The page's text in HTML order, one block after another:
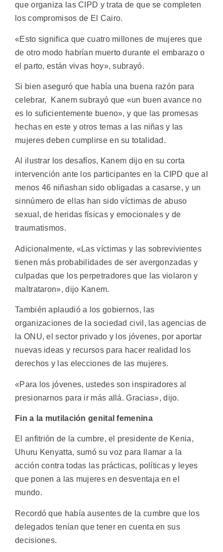
que organiza las CIPD y trata de que se completen
los compromisos de El Cairo.
«Esto significa que cuatro millones de mujeres que
de otro modo habrían muerto durante el embarazo o
el parto, están vivas hoy», subrayó.
Si bien aseguró que había una buena razón para
celebrar, Kanem subrayó que «un buen avance no
es lo suficientemente bueno», y que las promesas
hechas en este y otros temas a las niñas y las
mujeres deben cumplirse en su totalidad.
Al ilustrar los desafíos, Kanem dijo en su corta
intervención ante los participantes en la CIPD que al
menos 46 niñashan sido obligadas a casarse, y un
sinnúmero de ellas han sido víctimas de abuso
sexual, de heridas físicas y emocionales y de
traumatismos.
Adicionalmente, «Las víctimas y las sobrevivientes
tienen más probabilidades de ser avergonzadas y
culpadas que los perpetradores que las violaron y
maltrataron», dijo Kanem.
También aplaudió a los gobiernos, las
organizaciones de la sociedad civil, las agencias de
la ONU, el sector privado y los jóvenes, por aportar
nuevas ideas y recursos para hacer realidad los
derechos y las elecciones de las mujeres.
«Para los jóvenes, ustedes son inspiradores al
presionarnos para ir más allá. Gracias», dijo.
Fin a la mutilación genital femenina
El anfitrión de la cumbre, el presidente de Kenia,
Uhuru Kenyatta, sumó su voz para llamar a la
acción contra todas las prácticas, políticas y leyes
que ponen a las mujeres en desventaja en el
mundo.
Recordó que había ausentes de la cumbre que los
delegados tenían que tener en cuenta en sus
decisiones.